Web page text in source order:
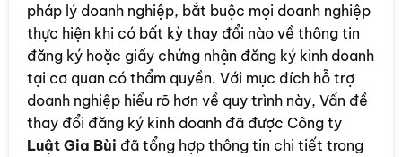
pháp lý doanh nghiệp, bắt buộc mọi doanh nghiệp
thực hiện khi có bất kỳ thay đổi nào về thông tin
đăng ký hoặc giấy chứng nhận đăng ký kinh doanh
tại cơ quan có thẩm quyền. Với mục đích hỗ trợ
doanh nghiệp hiểu rõ hơn về quy trình này, Vấn đề
thay đổi đăng ký kinh doanh đã được Công ty
Luật Gia Bùi đã tổng hợp thông tin chi tiết trong